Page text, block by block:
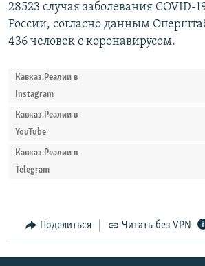
28523 случая заболевания COVID-
России, согласно данным
436 человек с коронавирусом.
Кавказ.Реалии в
Instagram
Кавказ.Реалии в
YouTube
Кавказ.Реалии в
Telegram
Поделиться Читать без VPN